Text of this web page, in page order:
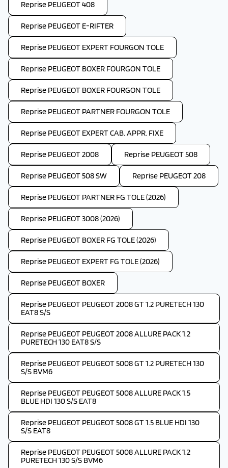
Reprise PEUGEOT 408
Reprise PEUGEOT E-RIFTER
Reprise PEUGEOT EXPERT FOURGON TOLE
Reprise PEUGEOT BOXER FOURGON TOLE
Reprise PEUGEOT BOXER FOURGON TOLE
Reprise PEUGEOT PARTNER FOURGON TOLE
Reprise PEUGEOT EXPERT CAB. APPR. FIXE
Reprise PEUGEOT 2008 Reprise PEUGEOT 508
Reprise PEUGEOT 508 SW Reprise PEUGEOT 208
Reprise PEUGEOT PARTNER FG TOLE (2026)
Reprise PEUGEOT 3008 (2026)
Reprise PEUGEOT BOXER FG TOLE (2026)
Reprise PEUGEOT EXPERT FG TOLE (2026)
Reprise PEUGEOT BOXER
Reprise PEUGEOT PEUGEOT 2008 GT 1.2 PURETECH 130
EAT8 S/S
Reprise PEUGEOT PEUGEOT 2008 ALLURE PACK 1.2
PURETECH 130 EAT8 S/S
Reprise PEUGEOT PEUGEOT 5008 GT 1.2 PURETECH 130
S/S BVM6
Reprise PEUGEOT PEUGEOT 5008 ALLURE PACK 1.5
BLUE HDI 130 S/S EAT8
Reprise PEUGEOT PEUGEOT 5008 GT 1.5 BLUE HDI 130
S/S EAT8
Reprise PEUGEOT PEUGEOT 5008 ALLURE PACK 1.2
PURETECH 130 S/S BVM6